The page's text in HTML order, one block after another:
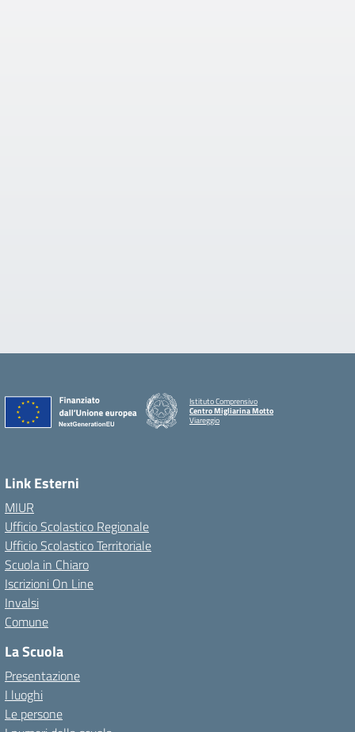
Istituto Comprensivo
Centro Migliarina Motto
Viareggio
Link Esterni
MIUR
Ufficio Scolastico Regionale
Ufficio Scolastico Territoriale
Scuola in Chiaro
Iscrizioni On Line
Invalsi
Comune
La Scuola
Presentazione
I luoghi
Le persone